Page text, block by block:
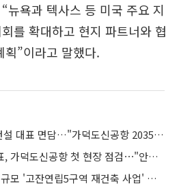
뉴욕과 텍사스 등 미국 주요 지
를 확대하고 현지 파트너와 협
”이라고 말했다.
홍지선 2차관, 대우건설 대표 면담…"가덕도신공항 2035년 개항을 위해 노력해 달라"
김보현 대우건설 대표, 가덕도신공항 첫 현장 점검⋯"안전 최우선·공기 준수"
대우건설, 4865억원 규모 '고잔연립5구역 재건축 사업' 수주